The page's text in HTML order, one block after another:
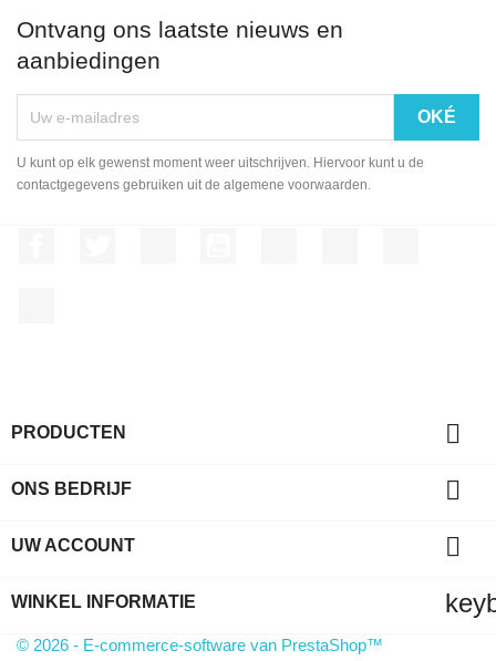
Ontvang ons laatste nieuws en
aanbiedingen
U kunt op elk gewenst moment weer uitschrijven. Hiervoor kunt u de
contactgegevens gebruiken uit de algemene voorwaarden.
PRODUCTEN 
ONS BEDRIJF 
UW ACCOUNT 
WINKEL INFORMATIE
© 2026 - E-commerce-software van PrestaShop™